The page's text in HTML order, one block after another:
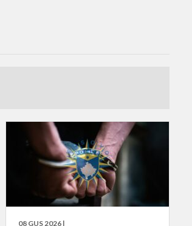
08 GUS 2026 |